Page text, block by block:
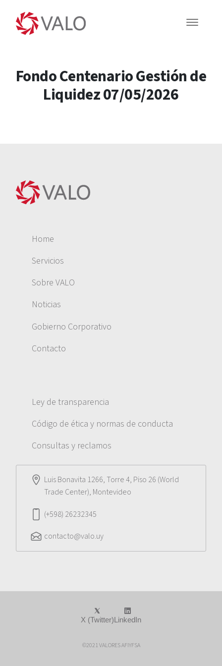
Fondo Centenario Gestión de
Liquidez 07/05/2026
Home
Servicios
Sobre VALO
Noticias
Gobierno Corporativo
Contacto
Ley de transparencia
Código de ética y normas de conducta
Consultas y reclamos
Luis Bonavita 1266, Torre 4, Piso 26 (World
Trade Center), Montevideo
(+598) 26232345
contacto@valo.uy
©2021 VALORES AFIYFSA
X (Twitter)LinkedIn